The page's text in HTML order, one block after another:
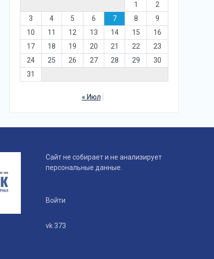
1
2
3
4 5 6 7 8
9
10
11 12 13 14 15
16
17
18 19 20 21 22
23
24
25 26 27 28 29
30
31
« Июл
Сайт не собирает и не анализирует
персональные данные.
Войти
vk 373